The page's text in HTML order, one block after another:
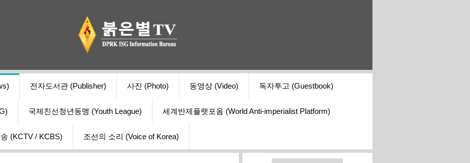
전자도서관 (Publisher) 사진 (Photo) 동영상 (Video) 독자투고 (Guestbook)
국제친선청년동맹 (Youth League) 세계반제플랫포옴 (World Anti-imperialist Platform)
(KCTV / KCBS) 조선의 소리 (Voice of Korea)